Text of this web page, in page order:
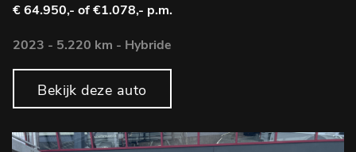
€ 64.950,- of €1.078,- p.m.
2023 - 5.220 km - Hybride
Bekijk deze auto